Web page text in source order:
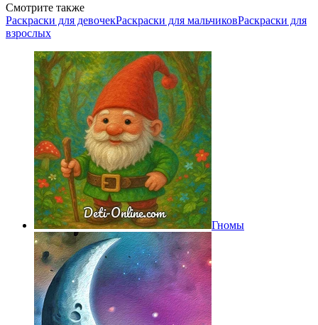
Смотрите также
Раскраски для девочекРаскраски для мальчиковРаскраски для
взрослых
Гномы